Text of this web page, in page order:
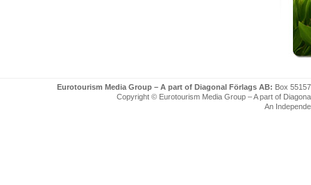
Eurotourism Media Group – A part of Diagonal Förlags AB: Box
Copyright © Eurotourism Media Group – A part of
An